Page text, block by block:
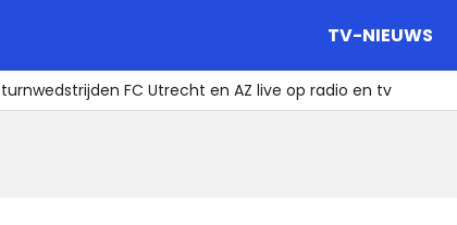
TV-NIEUWS
FC Utrecht en AZ live op radio en tv